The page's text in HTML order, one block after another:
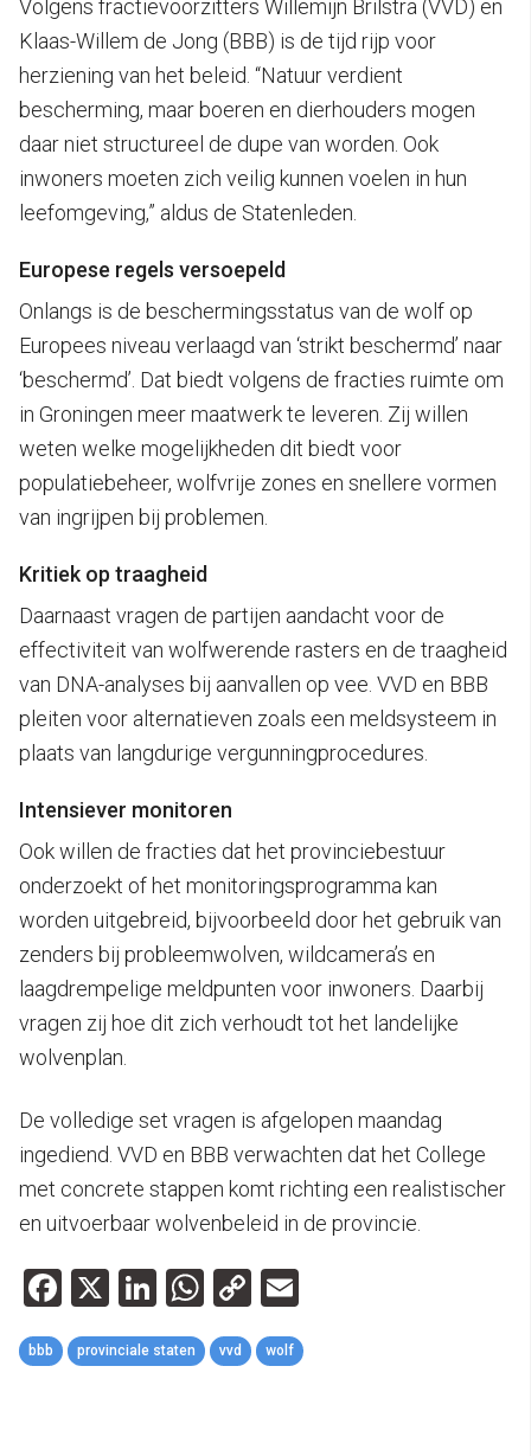
Volgens fractievoorzitters Willemijn Brilstra (VVD) en
Klaas-Willem de Jong (BBB) is de tijd rijp voor
herziening van het beleid. “Natuur verdient
bescherming, maar boeren en dierhouders mogen
daar niet structureel de dupe van worden. Ook
inwoners moeten zich veilig kunnen voelen in hun
leefomgeving,” aldus de Statenleden.
Europese regels versoepeld
Onlangs is de beschermingsstatus van de wolf op
Europees niveau verlaagd van ‘strikt beschermd’ naar
‘beschermd’. Dat biedt volgens de fracties ruimte om
in Groningen meer maatwerk te leveren. Zij willen
weten welke mogelijkheden dit biedt voor
populatiebeheer, wolfvrije zones en snellere vormen
van ingrijpen bij problemen.
Kritiek op traagheid
Daarnaast vragen de partijen aandacht voor de
effectiviteit van wolfwerende rasters en de traagheid
van DNA-analyses bij aanvallen op vee. VVD en BBB
pleiten voor alternatieven zoals een meldsysteem in
plaats van langdurige vergunningprocedures.
Intensiever monitoren
Ook willen de fracties dat het provinciebestuur
onderzoekt of het monitoringsprogramma kan
worden uitgebreid, bijvoorbeeld door het gebruik van
zenders bij probleemwolven, wildcamera’s en
laagdrempelige meldpunten voor inwoners. Daarbij
vragen zij hoe dit zich verhoudt tot het landelijke
wolvenplan.
De volledige set vragen is afgelopen maandag
ingediend. VVD en BBB verwachten dat het College
met concrete stappen komt richting een realistischer
en uitvoerbaar wolvenbeleid in de provincie.
Facebook
X LinkedIn
WhatsApp
Copy
Link
bbb provinciale staten vvd wolf